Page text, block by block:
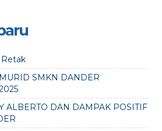
SMKN DANDER
ALBERTO DAN DAMPAK POSITIF